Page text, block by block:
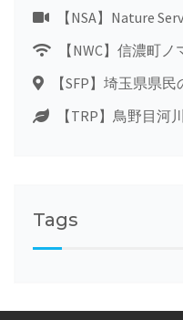
【NSA】Nature
【NWC】信濃町
【SFP】埼玉県県民
【TRP】鳥野目河
Tags